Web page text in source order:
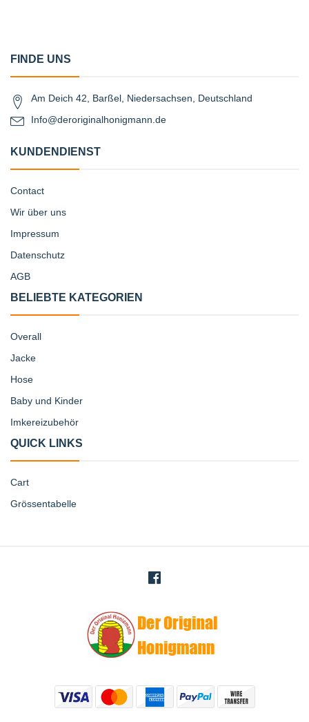
FINDE UNS
Am Deich 42, Barßel, Niedersachsen, Deutschland
Info@deroriginalhonigmann.de
KUNDENDIENST
Contact
Wir über uns
Impressum
Datenschutz
AGB
BELIEBTE KATEGORIEN
Overall
Jacke
Hose
Baby und Kinder
Imkereizubehör
QUICK LINKS
Cart
Grössentabelle